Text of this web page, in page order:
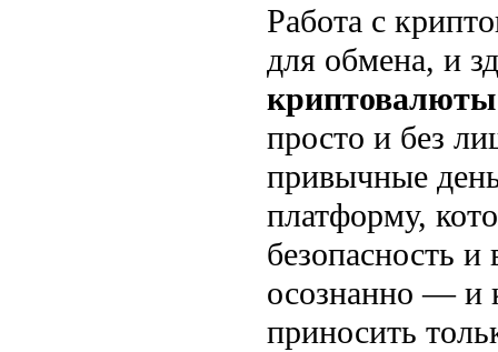
Работа с
для обмена, и
криптовалюты
просто и без
привычные
платформу,
безопасность
осознанно — и
приносить